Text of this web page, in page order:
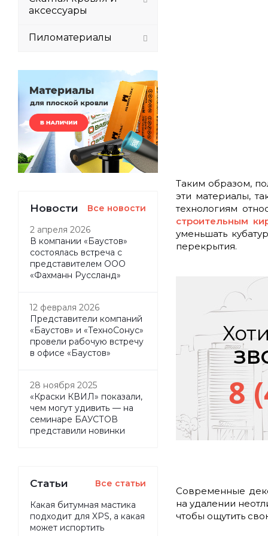
Таким образом,
эти материалы,
технологиям
строительным
уменьшать
перекрытия.
8
Современные
на удалении
чтобы ощутить
аксессуары
Пиломатериалы
Новости Все новости
2 апреля 2026
В компании «Баустов»
состоялась встреча с
представителем ООО
«Фахманн Руссланд»
12 февраля 2026
Представители компаний
«Баустов» и «ТехноСонус»
провели рабочую встречу
в офисе «Баустов»
28 ноября 2025
«Краски КВИЛ» показали,
чем могут удивить — на
семинаре БАУСТОВ
представили новинки
Статьи Все статьи
Какая битумная мастика
подходит для XPS, а какая
может испортить